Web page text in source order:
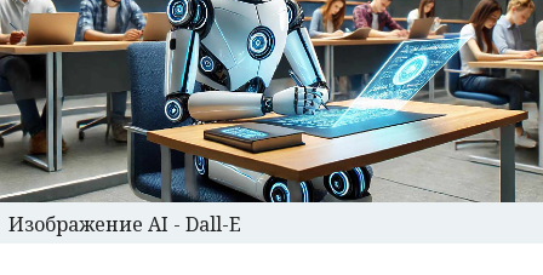
Изображение AI - Dall-E